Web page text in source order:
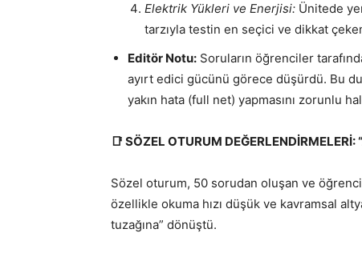
Elektrik Yükleri ve Enerjisi: Ünitede
tarzıyla testin en seçici ve dikkat
Editör Notu: Soruların öğrenciler
ayırt edici gücünü görece düşürdü. Bu
yakın hata (full net) yapmasını zorunlu
📑 SÖZEL OTURUM DEĞERLENDİRMELERİ:
Sözel oturum, 50 sorudan oluşan ve
özellikle okuma hızı düşük ve kavramsal
tuzağına” dönüştü.